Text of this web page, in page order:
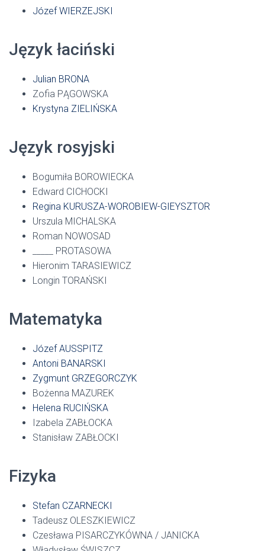
Józef WIERZEJSKI
Język łaciński
Julian BRONA
Zofia PĄGOWSKA
Krystyna ZIELIŃSKA
Język rosyjski
Bogumiła BOROWIECKA
Edward CICHOCKI
Regina KURUSZA-WOROBIEW-GIEYSZTOR
Urszula MICHALSKA
Roman NOWOSAD
_____ PROTASOWA
Hieronim TARASIEWICZ
Longin TORAŃSKI
Matematyka
Józef AUSSPITZ
Antoni BANARSKI
Zygmunt GRZEGORCZYK
Bożenna MAZUREK
Helena RUCIŃSKA
Izabela ZABŁOCKA
Stanisław ZABŁOCKI
Fizyka
Stefan CZARNECKI
Tadeusz OLESZKIEWICZ
Czesława PISARCZYKÓWNA / JANICKA